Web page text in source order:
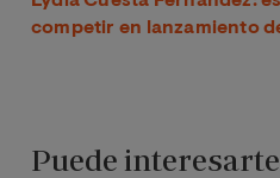
competir en lanzamiento
Puede interesarte